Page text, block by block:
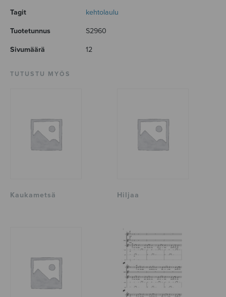
Tagit kehtolaulu
Tuotetunnus S2960
Sivumäärä 12
TUTUSTU MYÖS
Kaukametsä Hiljaa